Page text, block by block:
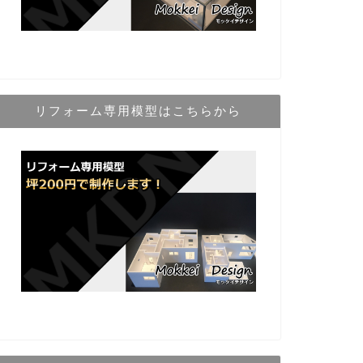
リフォーム専用模型はこちらから